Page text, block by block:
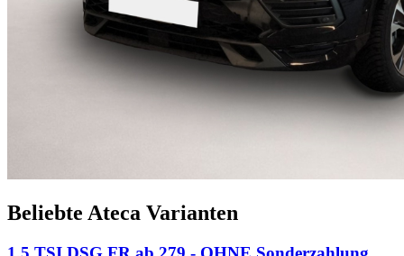
Beliebte Ateca Varianten